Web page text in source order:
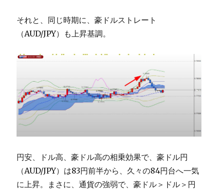
それと、同じ時期に、豪ドルストレート
（AUD/JPY）も上昇基調。
円安、ドル高、豪ドル高の相乗効果で、豪ドル円
（AUD/JPY）は83円前半から、久々の84円台へ一気
に上昇。まさに、通貨の強弱で、豪ドル＞ドル＞円